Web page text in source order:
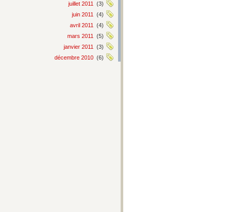
juillet 2011
(3)
juin 2011
(4)
avril 2011
(4)
mars 2011
(5)
janvier 2011
(3)
décembre 2010 (6)